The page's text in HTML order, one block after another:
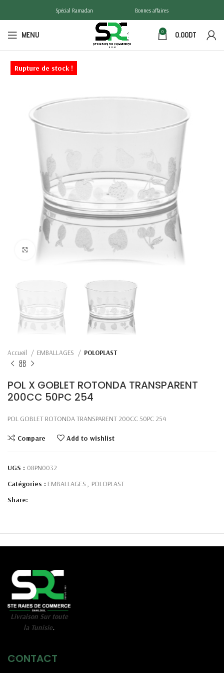
Spécial Ramadan Bonnes affaires
MENU 0 0.00DT
Click to enlarge
Rupture de stock !
Accueil EMBALLAGES POLOPLAST
POL X GOBLET ROTONDA TRANSPARENT
200CC 50PC 254
POL GOBLET ROTONDA TRANSPARENT 200CC 50PC 254
Compare Add to wishlist
UGS : 08PN0032
Catégories : EMBALLAGES , POLOPLAST
Share:
Livraison Sur toute
la Tunisie.
CONTACT